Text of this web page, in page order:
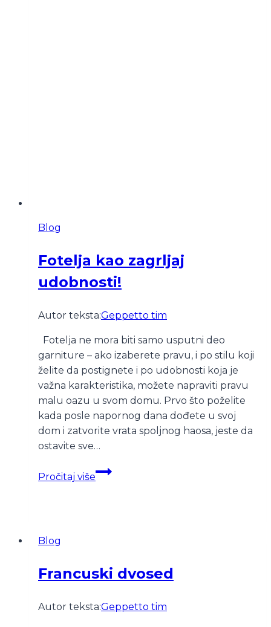
Blog
Fotelja kao zagrljaj
udobnosti!
Autor teksta:Geppetto tim
Fotelja ne mora biti samo usputni deo
garniture – ako izaberete pravu, i po stilu koji
želite da postignete i po udobnosti koja je
važna karakteristika, možete napraviti pravu
malu oazu u svom domu. Prvo što poželite
kada posle napornog dana dođete u svoj
dom i zatvorite vrata spoljnog haosa, jeste da
ostavite sve…
Pročitaj više
Fotelja
Blog
Francuski dvosed
Autor teksta:Geppetto tim